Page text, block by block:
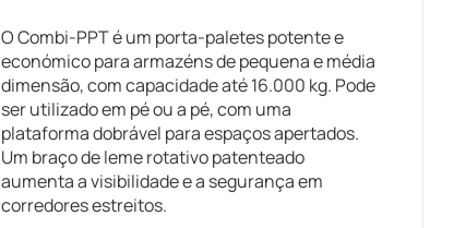
O Combi-PPT é um porta-paletes potente e
económico para armazéns de pequena e média
dimensão, com capacidade até 16.000 kg. Pode
ser utilizado em pé ou a pé, com uma
plataforma dobrável para espaços apertados.
Um braço de leme rotativo patenteado
aumenta a visibilidade e a segurança em
corredores estreitos.